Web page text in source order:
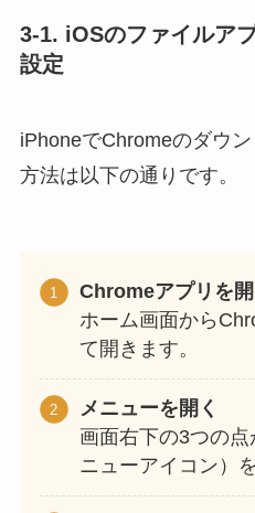
3-1. iOSのファイルア
設定
iPhoneでChromeのダウ
方法は以下の通りです。
Chromeアプリを開
ホーム画面から
て開きます。
メニューを開く
画面右下の3つの
ニューアイコン）